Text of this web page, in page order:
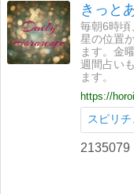
きっと
毎朝6時頃
星の位置
ます。金
週間占い
ます。
https://
スピリ
2135079